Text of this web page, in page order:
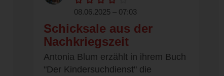
08.06.2025 – 07:03
Schicksale aus der
Nachkriegszeit
Antonia Blum erzählt in ihrem Buch
"Der Kindersuchdienst" die